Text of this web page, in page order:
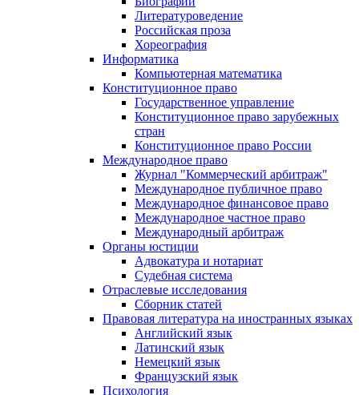
Литературоведение
Российская проза
Хореография
Информатика
Компьютерная математика
Конституционное право
Государственное управление
Конституционное право зарубежных
стран
Конституционное право России
Международное право
Журнал "Коммерческий арбитраж"
Международное публичное право
Международное финансовое право
Международное частное право
Международный арбитраж
Органы юстиции
Адвокатура и нотариат
Судебная система
Отраслевые исследования
Сборник статей
Правовая литература на иностранных языках
Английский язык
Латинский язык
Немецкий язык
Французский язык
Психология